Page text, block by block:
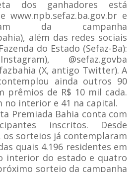
dos ganhadores está
www.npb.sefaz.ba.gov.br e
da campanha
além das redes sociais
do Estado (Sefaz-Ba):
@sefaz.govba
(X, antigo Twitter). A
ainda outros 90
prêmios de R$ 10 mil cada.
no interior e 41 na capital.
Premiada Bahia conta com
inscritos. Desde
os sorteios já contemplaram
quais 4.196 residentes em
interior do estado e quatro
sorteio da campanha